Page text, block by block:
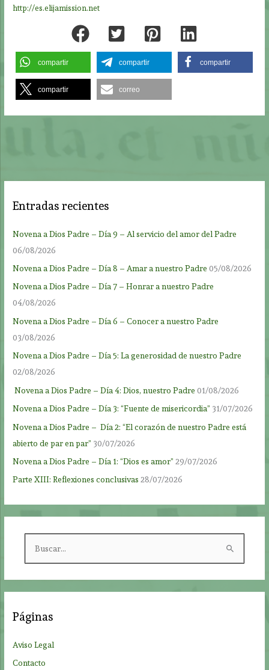
http://es.elijamission.net
compartir compartir compartir
compartir correo
Entradas recientes
Novena a Dios Padre – Día 9 – Al servicio del amor del Padre
06/08/2026
Novena a Dios Padre – Día 8 – Amar a nuestro Padre 05/08/2026
Novena a Dios Padre – Día 7 – Honrar a nuestro Padre
04/08/2026
Novena a Dios Padre – Día 6 – Conocer a nuestro Padre
03/08/2026
Novena a Dios Padre – Día 5: La generosidad de nuestro Padre
02/08/2026
Novena a Dios Padre – Día 4: Dios, nuestro Padre 01/08/2026
Novena a Dios Padre – Día 3: “Fuente de misericordia” 31/07/2026
Novena a Dios Padre – Día 2: “El corazón de nuestro Padre está
abierto de par en par” 30/07/2026
Novena a Dios Padre – Día 1: “Dios es amor” 29/07/2026
Parte XIII: Reflexiones conclusivas 28/07/2026
c
r
Páginas
Aviso Legal
Contacto